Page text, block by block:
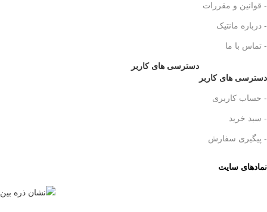
- قوانین و مقررات
- درباره مانتیک
- تماس با ما
دسترسی های کاربر
دسترسی های کاربر
- حساب کاربری
- سبد خرید
- پیگیری سفارش
نمادهای سایت